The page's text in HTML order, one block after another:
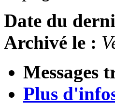
Date du
Archivé le :
Messages
Plus